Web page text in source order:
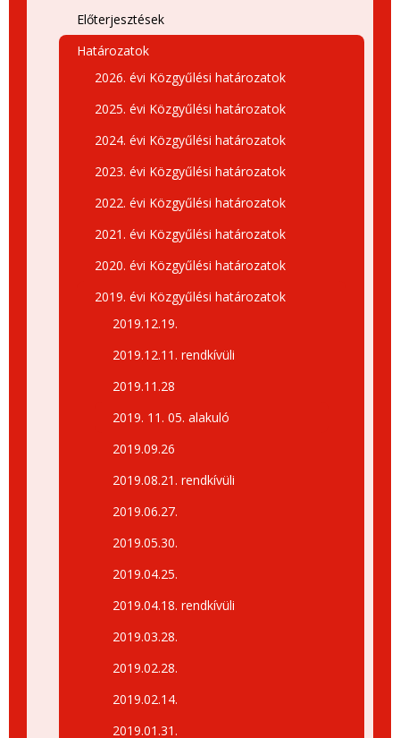
Előterjesztések
Határozatok
2026. évi Közgyűlési határozatok
2025. évi Közgyűlési határozatok
2024. évi Közgyűlési határozatok
2023. évi Közgyűlési határozatok
2022. évi Közgyűlési határozatok
2021. évi Közgyűlési határozatok
2020. évi Közgyűlési határozatok
2019. évi Közgyűlési határozatok
2019.12.19.
2019.12.11. rendkívüli
2019.11.28
2019. 11. 05. alakuló
2019.09.26
2019.08.21. rendkívüli
2019.06.27.
2019.05.30.
2019.04.25.
2019.04.18. rendkívüli
2019.03.28.
2019.02.28.
2019.02.14.
2019.01.31.